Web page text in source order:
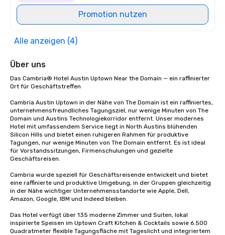
Promotion nutzen
Alle anzeigen (4)
Über uns
Das Cambria® Hotel Austin Uptown Near the Domain — ein raffinierter
Ort für Geschäftstreffen
Cambria Austin Uptown in der Nähe von The Domain ist ein raffiniertes,
unternehmensfreundliches Tagungsziel, nur wenige Minuten von The
Domain und Austins Technologiekorridor entfernt. Unser modernes
Hotel mit umfassendem Service liegt in North Austins blühenden
Silicon Hills und bietet einen ruhigeren Rahmen für produktive
Tagungen, nur wenige Minuten von The Domain entfernt. Es ist ideal
für Vorstandssitzungen, Firmenschulungen und gezielte
Geschäftsreisen.
Cambria wurde speziell für Geschäftsreisende entwickelt und bietet
eine raffinierte und produktive Umgebung, in der Gruppen gleichzeitig
in der Nähe wichtiger Unternehmensstandorte wie Apple, Dell,
Amazon, Google, IBM und Indeed bleiben.
Das Hotel verfügt über 135 moderne Zimmer und Suiten, lokal
inspirierte Speisen im Uptown Craft Kitchen & Cocktails sowie 6.500
Quadratmeter flexible Tagungsfläche mit Tageslicht und integriertem